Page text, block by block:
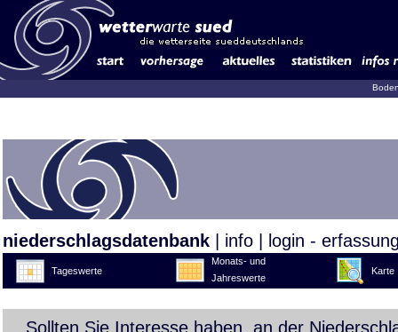
niederschlagsdatenbank info login -
Tageswerte
Monats- und
Jahreswerte
Karte
Sollten Sie Interesse haben, an der